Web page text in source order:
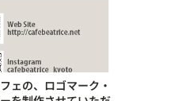
ェの、ロゴマーク・